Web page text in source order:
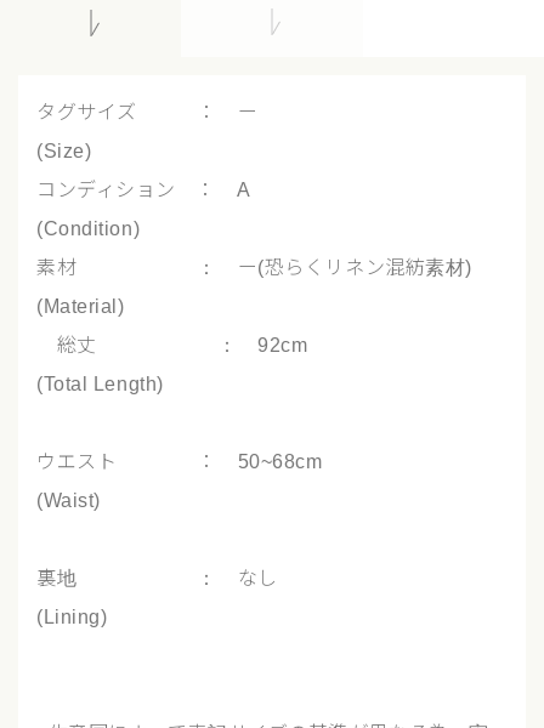
タグサイズ ： ー
(Size)
コンディション ： A
(Condition)
素材 ： ー(恐らくリネン混紡素材)
(Material)
総丈 ： 92cm
(Total Length)
ウエスト ： 50~68cm
(Waist)
裏地 ： なし
(Lining)